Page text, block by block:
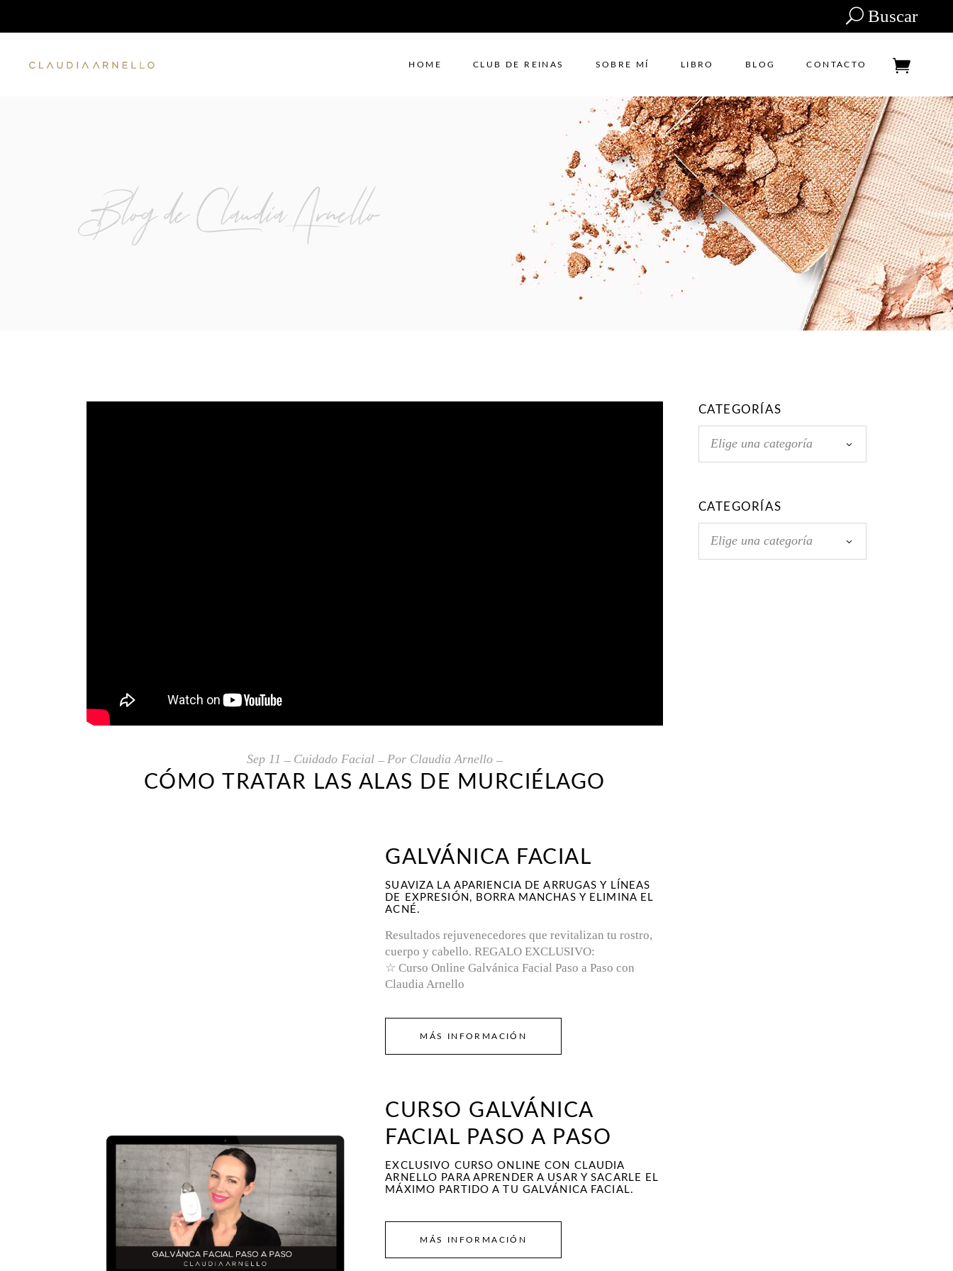
Buscar
HOME CLUB DE REINAS SOBRE MÍ LIBRO BLOG CONTACTO
Tu carrito está vacío.
Blog de Claudia Arnello
Sep 11 Cuidado Facial Por Claudia Arnello
CÓMO TRATAR LAS ALAS DE MURCIÉLAGO
GALVÁNICA FACIAL
SUAVIZA LA APARIENCIA DE ARRUGAS Y LÍNEAS
DE EXPRESIÓN, BORRA MANCHAS Y ELIMINA EL
ACNÉ.
Resultados rejuvenecedores que revitalizan tu rostro,
cuerpo y cabello. REGALO EXCLUSIVO:
☆ Curso Online Galvánica Facial Paso a Paso con
Claudia Arnello
MÁS INFORMACIÓN
CURSO GALVÁNICA
FACIAL PASO A PASO
EXCLUSIVO CURSO ONLINE CON CLAUDIA
ARNELLO PARA APRENDER A USAR Y SACARLE EL
MÁXIMO PARTIDO A TU GALVÁNICA FACIAL.
MÁS INFORMACIÓN
CATEGORÍAS
Elige una categoría
CATEGORÍAS
Elige una categoría